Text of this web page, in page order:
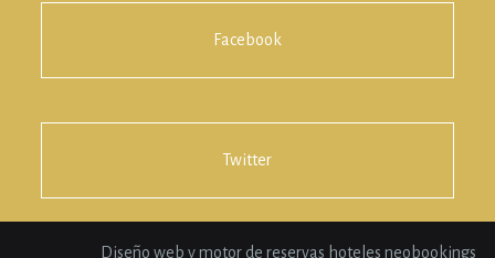
Facebook
Twitter
Diseño web y motor de reservas hoteles neobookings